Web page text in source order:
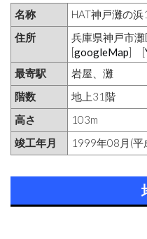
名称
HAT神戸灘の浜
住所
兵庫県神戸市
[googleMap] [
最寄駅
岩屋、灘
階数
地上31階
高さ
103m
竣工年月
1999年08月(平